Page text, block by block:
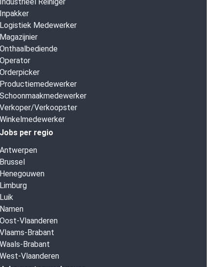
Inpakker
Logistiek Medewerker
Magazijnier
Onthaalbediende
Operator
Orderpicker
Productiemedewerker
Schoonmaakmedewerker
Verkoper/Verkoopster
Winkelmedewerker
Jobs per regio
Antwerpen
Brussel
Henegouwen
Limburg
Luik
Namen
Oost-Vlaanderen
Vlaams-Brabant
Waals-Brabant
West-Vlaanderen